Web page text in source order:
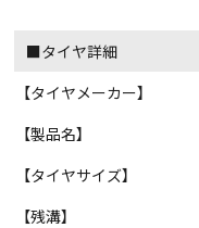
■タイヤ詳細
【タイヤメーカー】
【製品名】
【タイヤサイズ】
【残溝】